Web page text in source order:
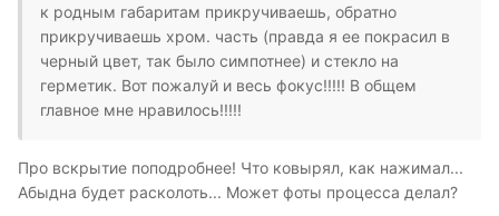
к родным габаритам прикручиваешь, обратно
прикручиваешь хром. часть (правда я ее покрасил в
черный цвет, так было симпотнее) и стекло на
герметик. Вот пожалуй и весь фокус!!!!! В общем
главное мне нравилось!!!!!
Про вскрытие поподробнее! Что ковырял, как нажимал...
Абыдна будет расколоть... Может фоты процесса делал?